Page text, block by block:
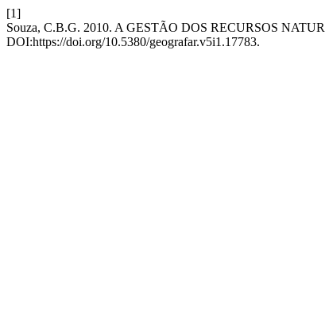
[1]
Souza, C.B.G. 2010. A GESTÃO DOS RECURSOS
DOI:https://doi.org/10.5380/geografar.v5i1.17783.